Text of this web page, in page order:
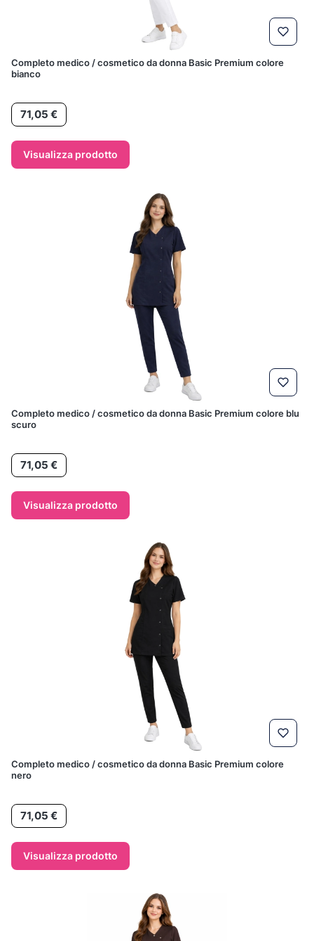
Completo medico / cosmetico da donna Basic Premium colore
bianco
Prezzo
71,05 €
Visualizza prodotto
Completo medico / cosmetico da donna Basic Premium colore blu
scuro
Prezzo
71,05 €
Visualizza prodotto
Completo medico / cosmetico da donna Basic Premium colore
nero
Prezzo
71,05 €
Visualizza prodotto